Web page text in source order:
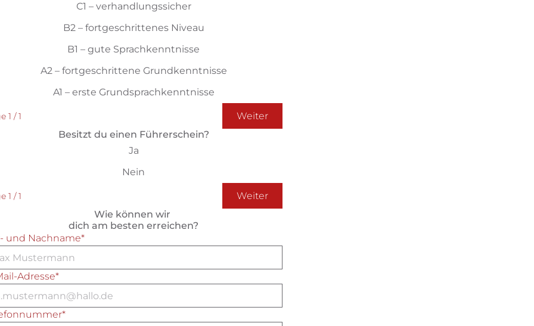
C1 – verhandlungssicher
B2 – fortgeschrittenes Niveau
B1 – gute Sprachkenntnisse
A2 – fortgeschrittene Grundkenntnisse
A1 – erste Grundsprachkenntnisse
1 / 1
Weiter
Besitzt du einen Führerschein?
Ja
Nein
1 / 1
Weiter
Wie können wir
dich am besten erreichen?
und Nachname*
Adresse*